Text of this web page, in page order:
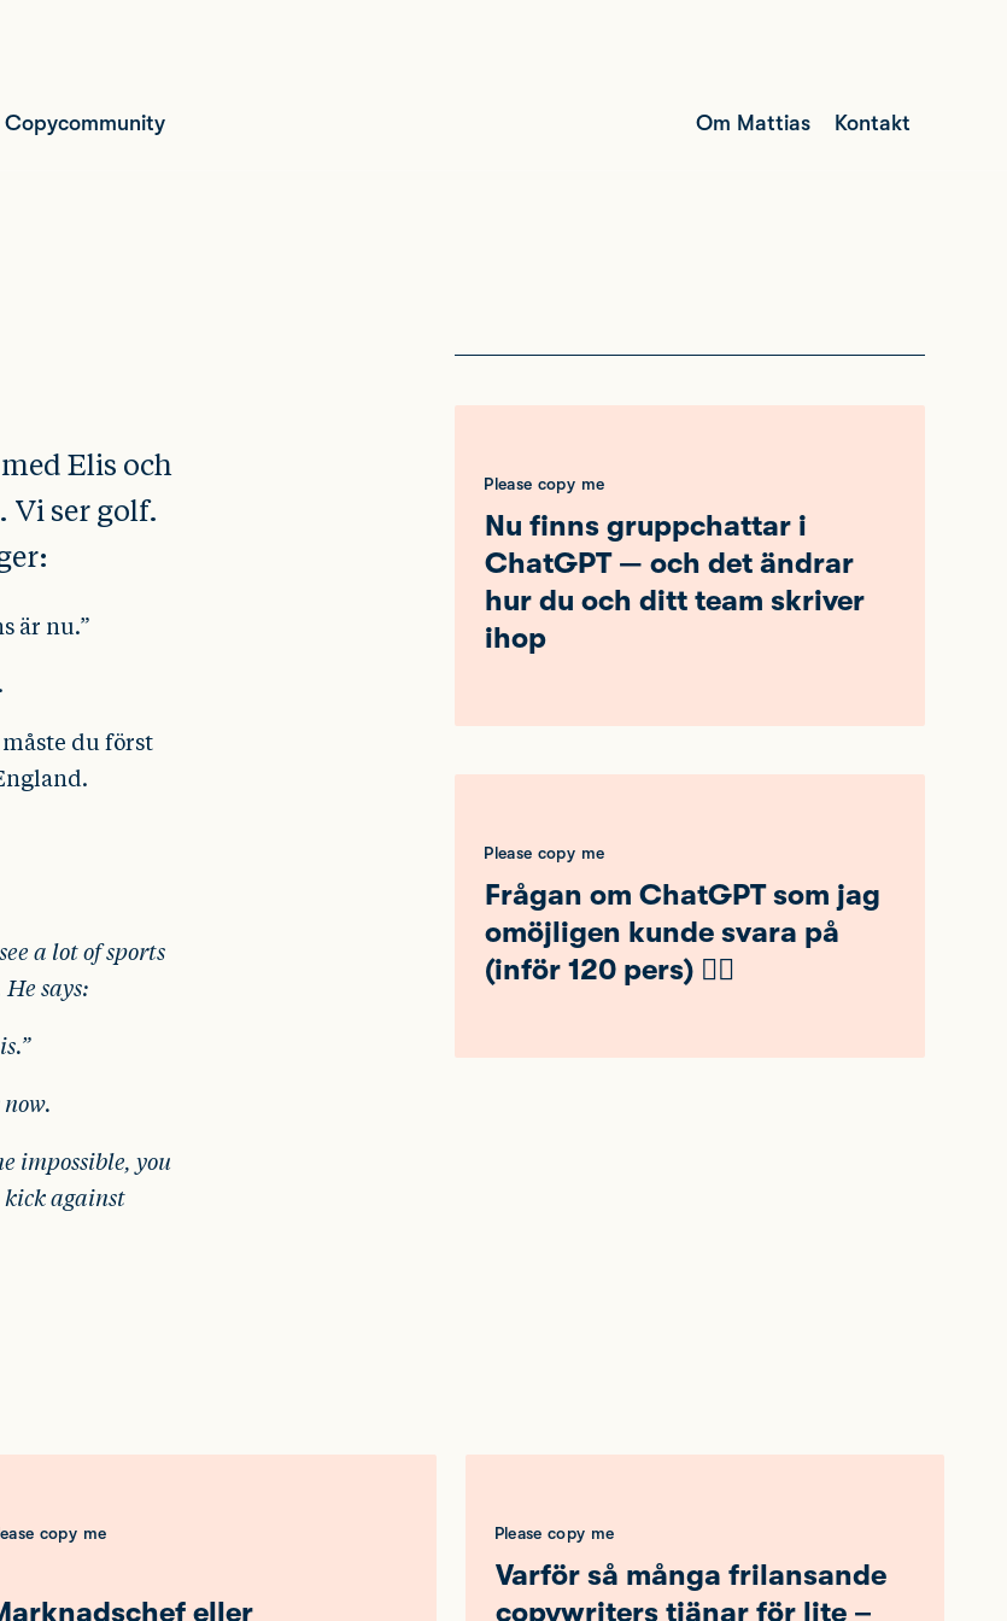
Copycommunity Om Mattias Kontakt
Elis och
Vi ser golf.
är nu.”
du först
a lot of sports
says:
impossible, you
kick against
Please copy me
Nu finns gruppchattar i
ChatGPT — och det ändrar
hur du och ditt team skriver
ihop
Please copy me
Frågan om ChatGPT som jag
omöjligen kunde svara på
(inför 120 pers) 🤦‍♂️
copy me
eller
Please copy me
Varför så många frilansande
copywriters tjänar för lite –